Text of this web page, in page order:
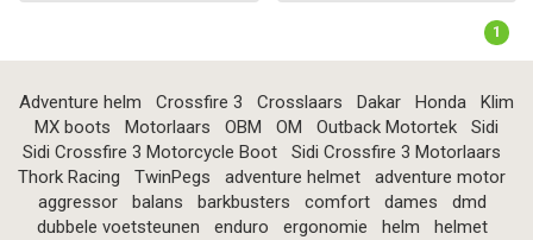
1
Adventure helm Crossfire 3 Crosslaars Dakar Honda
Klim
MX boots
Motorlaars OBM OM Outback Motortek
Sidi
Sidi Crossfire 3 Motorcycle Boot
Sidi Crossfire 3 Motorlaars
Thork Racing
TwinPegs adventure helmet
adventure motor
aggressor
balans barkbusters comfort dames
dmd
dubbele voetsteunen
enduro ergonomie helm
helmet